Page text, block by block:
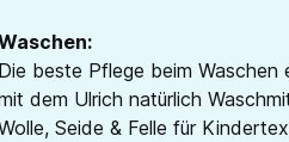
Die beste Pflege beim Waschen
dem Ulrich natürlich
Seide & Felle für